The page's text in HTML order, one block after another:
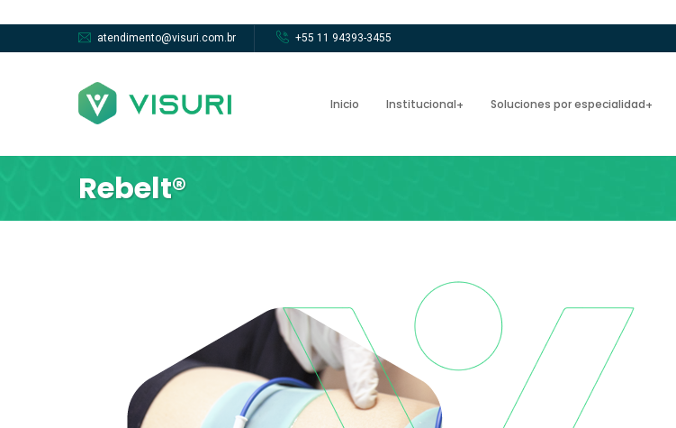
atendimento@visuri.com.br +55 11 94393-3455
Inicio Institucional Soluciones por especialidad
Rebelt®